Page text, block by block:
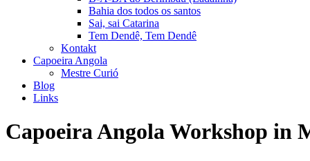
Bahia dos todos os santos
Sai, sai Catarina
Tem Dendê, Tem Dendê
Kontakt
Capoeira Angola
Mestre Curió
Blog
Links
Capoeira Angola Workshop in